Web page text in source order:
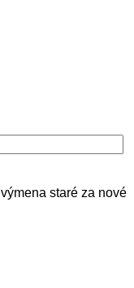
výmena staré za nové